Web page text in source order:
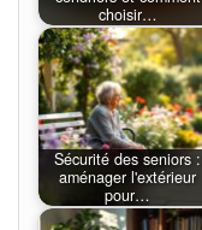
choisir…
Sécurité des seniors :
aménager l'extérieur
pour…